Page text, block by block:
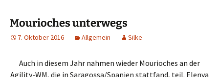
Mourioches unterwegs
7. Oktober 2016 Allgemein Silke
Auch in diesem Jahr nahmen wieder Mourioches an der
Agility-WM, die in Saragossa/Spanien stattfand, teil. Elenya